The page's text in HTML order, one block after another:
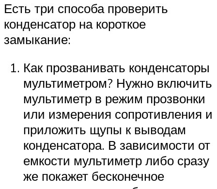
Есть три способа проверить
конденсатор на короткое
замыкание:
Как прозванивать конденсаторы
мультиметром? Нужно включить
мультиметр в режим прозвонки
или измерения сопротивления и
приложить щупы к выводам
конденсатора. В зависимости от
емкости мультиметр либо сразу
же покажет бесконечное